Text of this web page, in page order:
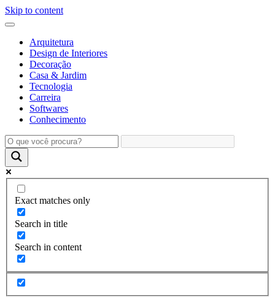
Skip to content
Arquitetura
Design de Interiores
Decoração
Casa & Jardim
Tecnologia
Carreira
Softwares
Conhecimento
Exact matches only
Search in title
Search in content